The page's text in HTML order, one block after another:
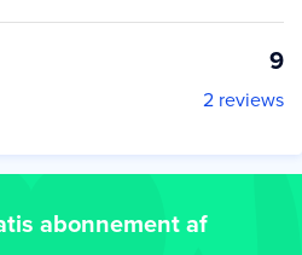
9
2 reviews
abonnement af